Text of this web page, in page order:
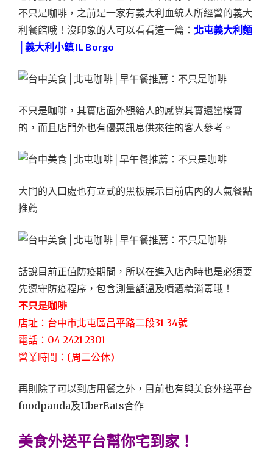
不只是咖啡，之前是一家有義大利血統人所經營的義大
利餐館哦！沒印象的人可以看看這一篇： 北屯義大利麵
│義大利小鎮 IL Borgo
不只是咖啡，其實店面外觀給人的感覺其實還蠻樸實
的，而且店門外也有優惠訊息供來往的客人參考。
大門的入口處也有立式的黑板展示目前店內的人氣餐點
推薦
話說目前正值防疫期間，所以在進入店內時也是必須要
先遵守防疫程序，包含測量額溫及噴酒精消毒哦！
不只是咖啡
店址：台中市北屯區昌平路二段31-34號
電話：04-2421-2301
營業時間：(周二公休)
再則除了可以到店用餐之外，目前也有與美食外送平台
foodpanda及UberEats合作
美食外送平台幫你宅到家！